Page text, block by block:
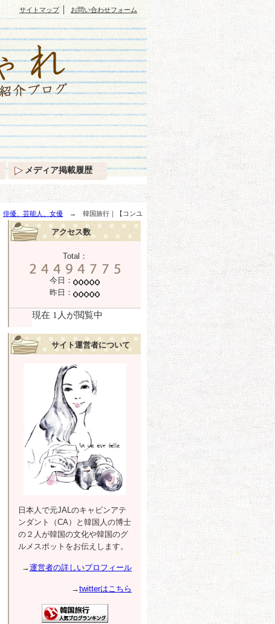
俳優、芸能人、女優 → 韓国旅行｜【コンユ
アクセス数
Total：
今日：
昨日：
サイト運営者について
日本人で元JALのキャビンアテ
ンダント（CA）と韓国人の博士
の２人が韓国の文化や韓国のグ
ルメスポットをお伝えします。
→運営者の詳しいプロフィール
→twitterはこちら
サイトマップ｜ お問い合わせフォーム
メディア掲載履歴